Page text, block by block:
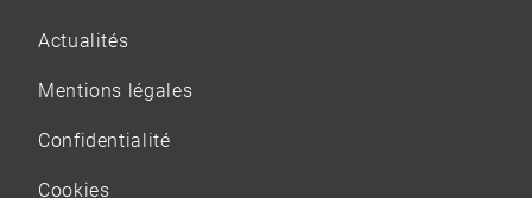
Actualités
Mentions légales
Confidentialité
Cookies